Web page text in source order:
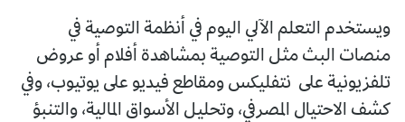
ويستخدم التعلم الآلي اليوم في أنظمة التوصية في
منصات البث مثل التوصية بمشاهدة أفلام أو عروض
تلفزيونية على نتفليكس ومقاطع فيديو على يوتيوب، وفي
كشف الاحتيال المصرفي، وتحليل الأسواق المالية، والتنبؤ